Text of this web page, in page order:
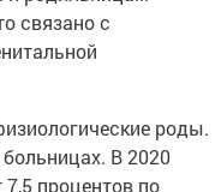
связано с
роды.
В 2020
7,5 процентов по